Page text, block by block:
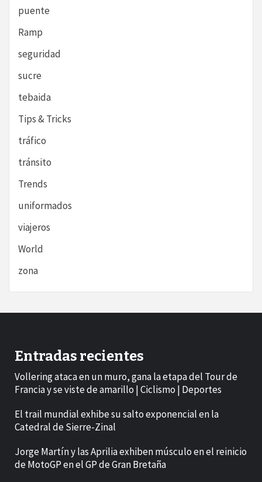
puente
Ramp
seguridad
sucre
tebaida
Tips & Tricks
tráfico
tránsito
Trends
uniformados
viajeros
World
zona
Entradas recientes
Vollering ataca en un muro, gana la etapa del Tour de
Francia y se viste de amarillo | Ciclismo | Deportes
El trail mundial exhibe su salto exponencial en la
Catedral de Sierre-Zinal
Jorge Martín y las Aprilia exhiben músculo en el reinicio
de MotoGP en el GP de Gran Bretaña